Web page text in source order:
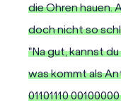
die Ohren hauen.
doch nicht so
"Na gut, kannst
was kommt als
01101110 00100000